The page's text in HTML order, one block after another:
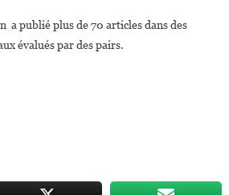
a publié plus de 70 articles dans des
évalués par des pairs.